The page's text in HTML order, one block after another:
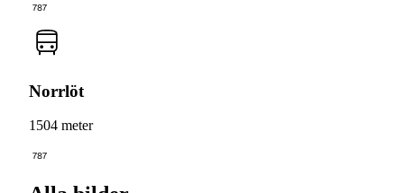
787
Norrlöt
1504 meter
787